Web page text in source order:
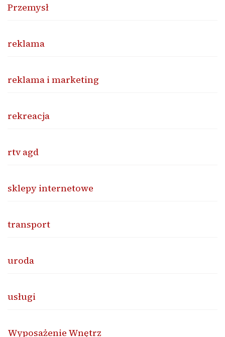
Przemysł
reklama
reklama i marketing
rekreacja
rtv agd
sklepy internetowe
transport
uroda
usługi
Wyposażenie Wnętrz